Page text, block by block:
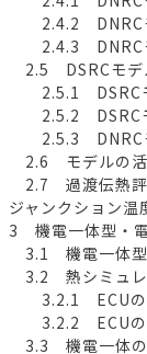
2.4.2 DNRCモ
2.4.3 DNRCモ
2.5 DSRCモデ
2.5.1 DSRC
2.5.2 DSRCモ
2.5.3 DNRCモ
2.6 モデルの活
2.7 過渡伝熱評
ジャンクション温
3 機電一体型・
3.1 機電一体型
3.2 熱シミュレ
3.2.1 ECUの
3.2.2 ECUの
3.3 機電一体の